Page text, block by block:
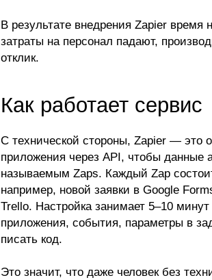
В результате внедрения Zapier
затраты на персонал падают,
отклик.
Как работает сервис
С технической стороны, Zapier — это
приложения через API, чтобы данные
называемым Zaps. Каждый Zap
например, новой заявки в Google
Trello. Настройка занимает 5–10
приложения, события, параметры в
писать код.
Это значит, что даже человек без